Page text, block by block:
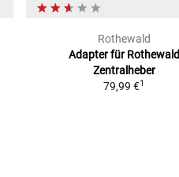
Rothewald
Adapter für Rothewald
Zentralheber
79,99 €1